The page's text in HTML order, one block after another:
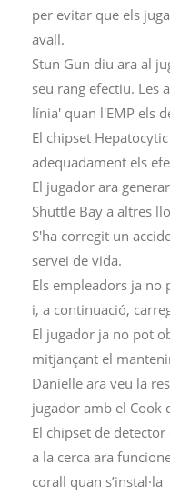
per evitar que els
avall.
Stun Gun diu ara al
seu rang efectiu. Les
línia' quan l'EMP els
El chipset
adequadament els
El jugador ara
Shuttle Bay a altres
S'ha corregit un
servei de vida.
Els empleadors ja no
i, a continuació,
El jugador ja no pot
mitjançant el
Danielle ara veu la
jugador amb el Cook
El chipset de
a la cerca ara
corall quan s’instal·la